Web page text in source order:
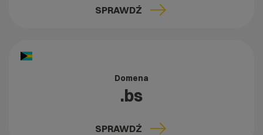
SPRAWDŹ
Domena
.bs
SPRAWDŹ